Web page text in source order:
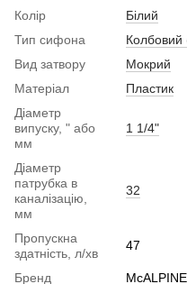
Колір
Білий
Тип сифона
Колбовий
Вид затвору
Мокрий
Матеріал
Пластик
Діаметр
випуску, " або
мм
1 1/4"
Діаметр
патрубка в
каналізацію,
мм
32
Пропускна
здатність, л/хв
47
Бренд
McALPINE